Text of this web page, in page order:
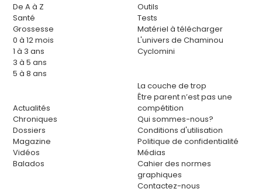
De A à Z
Santé
Grossesse
0 à 12 mois
1 à 3 ans
3 à 5 ans
5 à 8 ans
Actualités
Chroniques
Dossiers
Magazine
Vidéos
Balados
Outils
Tests
Matériel à télécharger
L'univers de Chaminou
Cyclomini
La couche de trop
Être parent n’est pas une
compétition
Qui sommes-nous?
Conditions d'utilisation
Politique de confidentialité
Médias
Cahier des normes
graphiques
Contactez-nous